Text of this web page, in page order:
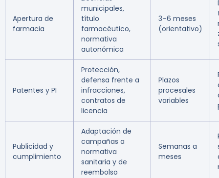
Apertura de
farmacia
municipales,
título
farmacéutico,
normativa
autonómica
3–6 meses
(orientativo)
Patentes y PI
Protección,
defensa frente a
infracciones,
contratos de
licencia
Plazos
procesales
variables
Publicidad y
cumplimiento
Adaptación de
campañas a
normativa
sanitaria y de
reembolso
Semanas a
meses